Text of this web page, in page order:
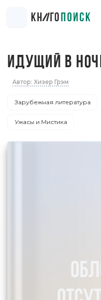
ИДУЩИЙ В
Автор: Хизер Грэм
Зарубежная литература
Ужасы и Мистика